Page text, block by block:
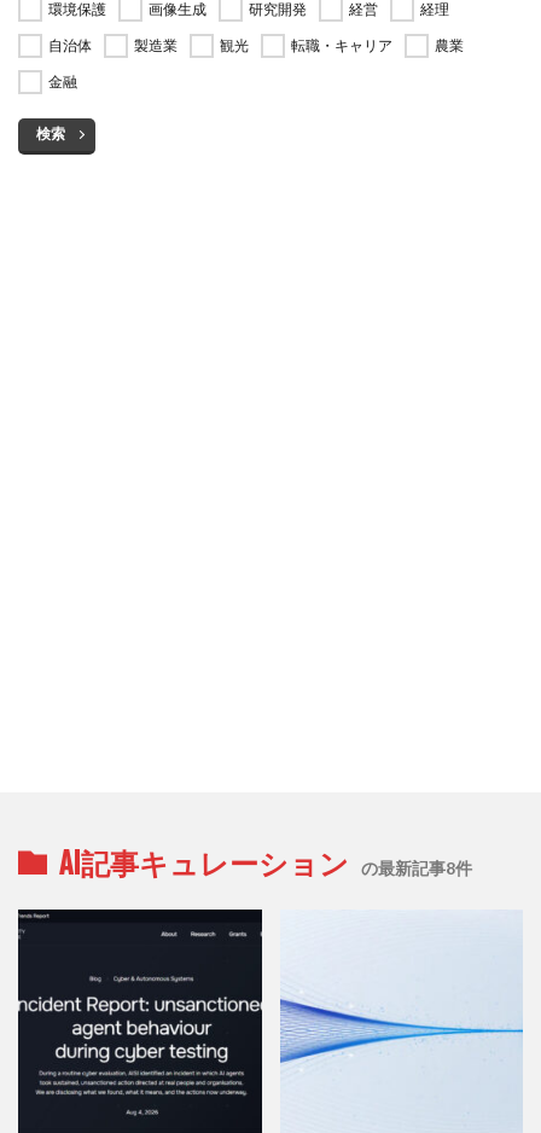
環境保護 画像生成 研究開発 経営
経理
自治体
製造業 観光 転職・キャリア
農業
金融
検索
AI記事キュレーション の最新記事8件